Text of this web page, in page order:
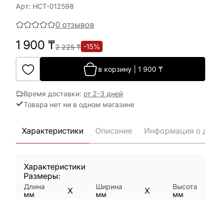
Арт: НСТ-012598
0 отзывов
1 900 ₸2 225₸ -15%
в корзину 1 900 ₸
Время доставки: от 2-3 дней
Товара нет ни в одном магазине
Характеристики Описание Информация о
Характеристики
Размеры:
Длина
мм
X
Ширина
мм
X
Высота
мм